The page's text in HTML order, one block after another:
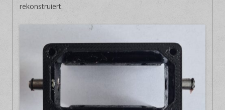
rekonstruiert.